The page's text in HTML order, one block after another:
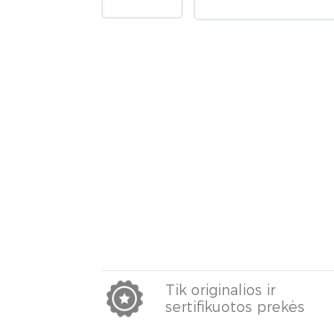
Tik originalios ir
sertifikuotos prekės